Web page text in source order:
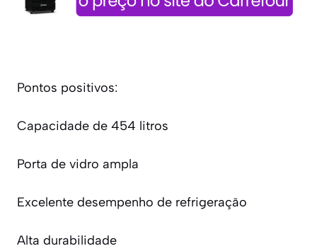
Pontos positivos:
Capacidade de 454 litros
Porta de vidro ampla
Excelente desempenho de refrigeração
Alta durabilidade